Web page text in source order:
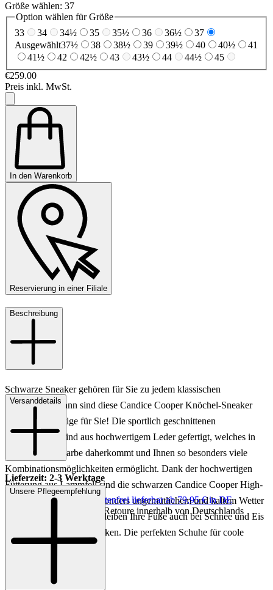
Größe wählen: 37
Option wählen für Größe
33
34 34½ 35 35½ 36 36½
37
Ausgewählt37½ 38 38½ 39 39½ 40 40½
41
41½
42 42½ 43 43½ 44 44½
45
€259.00
Preis inkl. MwSt.
In den Warenkorb
Reservierung in einer Filiale
Beschreibung
Schwarze Sneaker gehören für Sie zu jedem klassischen
Alltagslook? Dann sind diese Candice Cooper Knöchel-Sneaker
genau das Richtige für Sie! Die sportlich geschnittenen
Damenschuhe sind aus hochwertigem Leder gefertigt, welches in
der gedeckten Farbe daherkommt und Ihnen so besonders viele
Kombinationsmöglichkeiten ermöglicht. Dank der hochwertigen
Fütterung aus Lammfell sind die schwarzen Candice Cooper High-
Top-Sneaker auch bei besonders ungemütlichem und kaltem Wetter
eine gute Wahl, denn so bleiben Ihre Füße auch bei Schnee und Eis
wunderbar warm und trocken. Die perfekten Schuhe für coole
Versanddetails
Lieferzeit: 2-3 Werktage
Keine Versandkosten:
kostenfrei lieferbar ab 79,95 € in DE
Einfache und Kostenlose Retoure innerhalb von Deutschlands
Unsere Pflegeempfehlung